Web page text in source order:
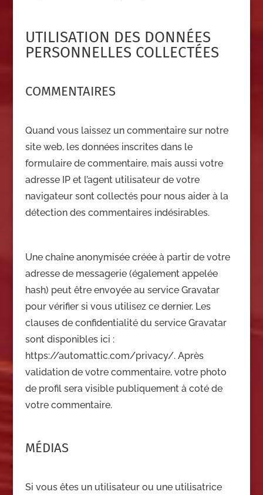
UTILISATION DES DONNÉES
PERSONNELLES COLLECTÉES
COMMENTAIRES
Quand vous laissez un commentaire sur notre
site web, les données inscrites dans le
formulaire de commentaire, mais aussi votre
adresse IP et l’agent utilisateur de votre
navigateur sont collectés pour nous aider à la
détection des commentaires indésirables.
Une chaîne anonymisée créée à partir de votre
adresse de messagerie (également appelée
hash) peut être envoyée au service Gravatar
pour vérifier si vous utilisez ce dernier. Les
clauses de confidentialité du service Gravatar
sont disponibles ici :
https://automattic.com/privacy/. Après
validation de votre commentaire, votre photo
de profil sera visible publiquement à coté de
votre commentaire.
MÉDIAS
Si vous êtes un utilisateur ou une utilisatrice